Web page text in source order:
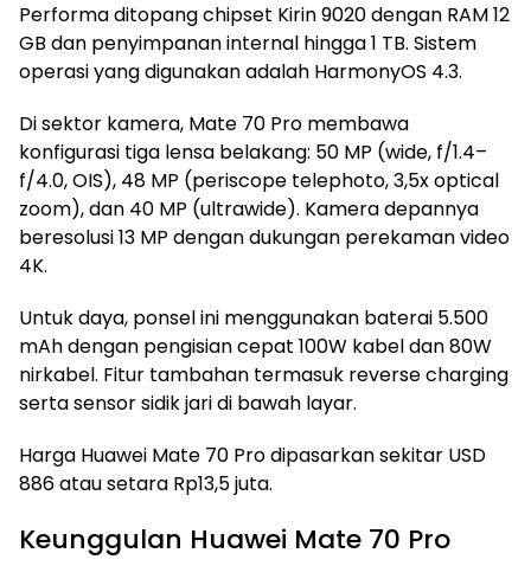
Performa ditopang chipset Kirin 9020 dengan RAM 12
GB dan penyimpanan internal hingga 1 TB. Sistem
operasi yang digunakan adalah HarmonyOS 4.3.
Di sektor kamera, Mate 70 Pro membawa
konfigurasi tiga lensa belakang: 50 MP (wide, f/1.4–
f/4.0, OIS), 48 MP (periscope telephoto, 3,5x optical
zoom), dan 40 MP (ultrawide). Kamera depannya
beresolusi 13 MP dengan dukungan perekaman video
4K.
Untuk daya, ponsel ini menggunakan baterai 5.500
mAh dengan pengisian cepat 100W kabel dan 80W
nirkabel. Fitur tambahan termasuk reverse charging
serta sensor sidik jari di bawah layar.
Harga Huawei Mate 70 Pro dipasarkan sekitar USD
886 atau setara Rp13,5 juta.
Keunggulan Huawei Mate 70 Pro